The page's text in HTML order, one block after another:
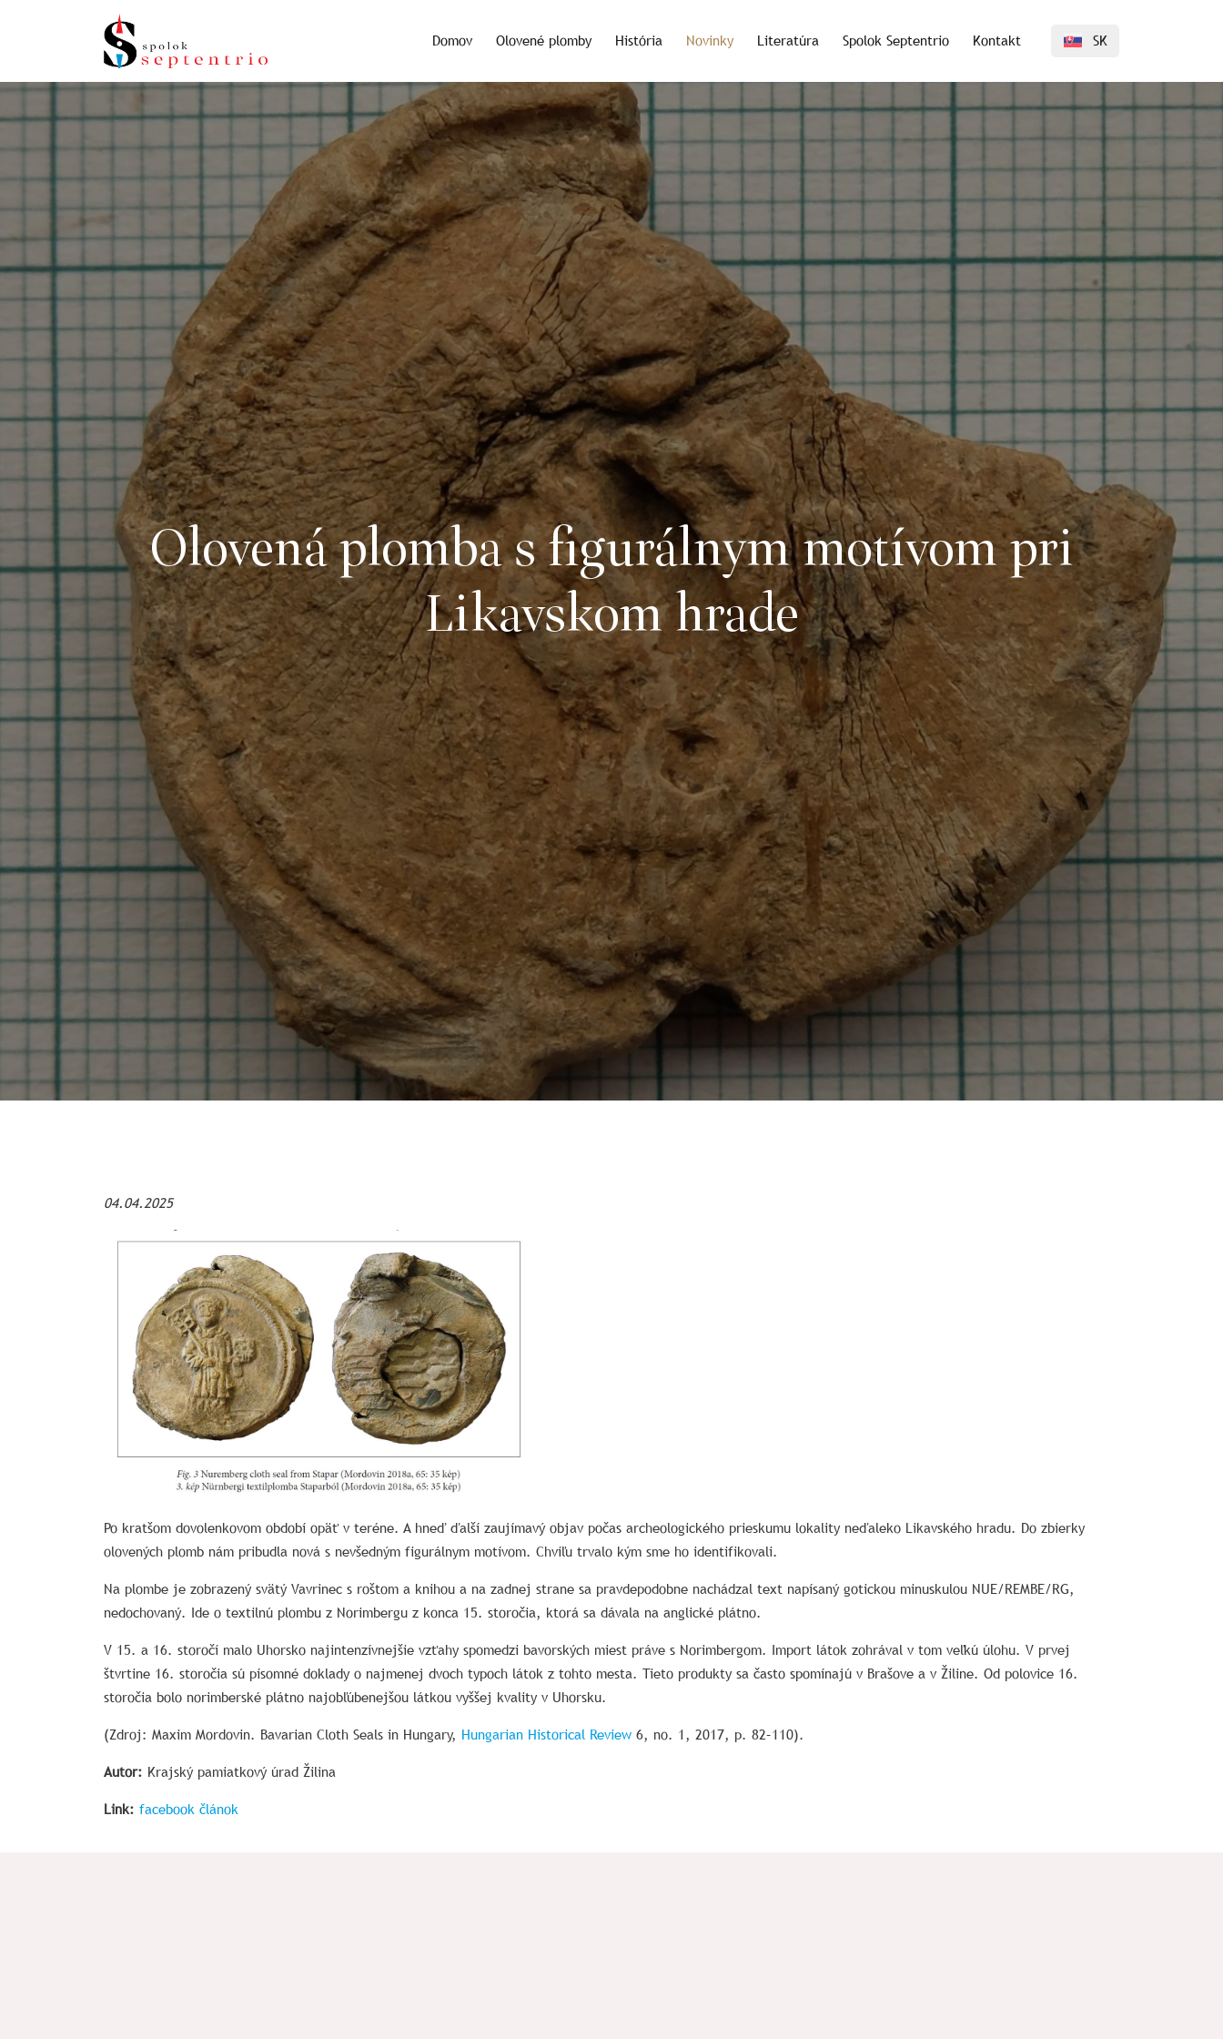
Domov Olovené plomby História Novinky Literatúra Spolok Septentrio Kontakt SK
Olovená plomba s figurálnym motívom pri
Likavskom hrade
04.04.2025
Po kratšom dovolenkovom období opäť v teréne. A hneď ďalší zaujímavý objav počas archeologického prieskumu lokality neďaleko Likavského hradu. Do zbierky
olovených plomb nám pribudla nová s nevšedným figurálnym motívom. Chvíľu trvalo kým sme ho identifikovali.
Na plombe je zobrazený svätý Vavrinec s roštom a knihou a na zadnej strane sa pravdepodobne nachádzal text napísaný gotickou minuskulou NUE/REMBE/RG,
nedochovaný. Ide o textilnú plombu z Norimbergu z konca 15. storočia, ktorá sa dávala na anglické plátno.
V 15. a 16. storočí malo Uhorsko najintenzívnejšie vzťahy spomedzi bavorských miest práve s Norimbergom. Import látok zohrával v tom veľkú úlohu. V prvej
štvrtine 16. storočia sú písomné doklady o najmenej dvoch typoch látok z tohto mesta. Tieto produkty sa často spomínajú v Brašove a v Žiline. Od polovice 16.
storočia bolo norimberské plátno najobľúbenejšou látkou vyššej kvality v Uhorsku.
(Zdroj: Maxim Mordovin. Bavarian Cloth Seals in Hungary, Hungarian Historical Review 6, no. 1, 2017, p. 82–110).
Autor: Krajský pamiatkový úrad Žilina
Link: facebook článok